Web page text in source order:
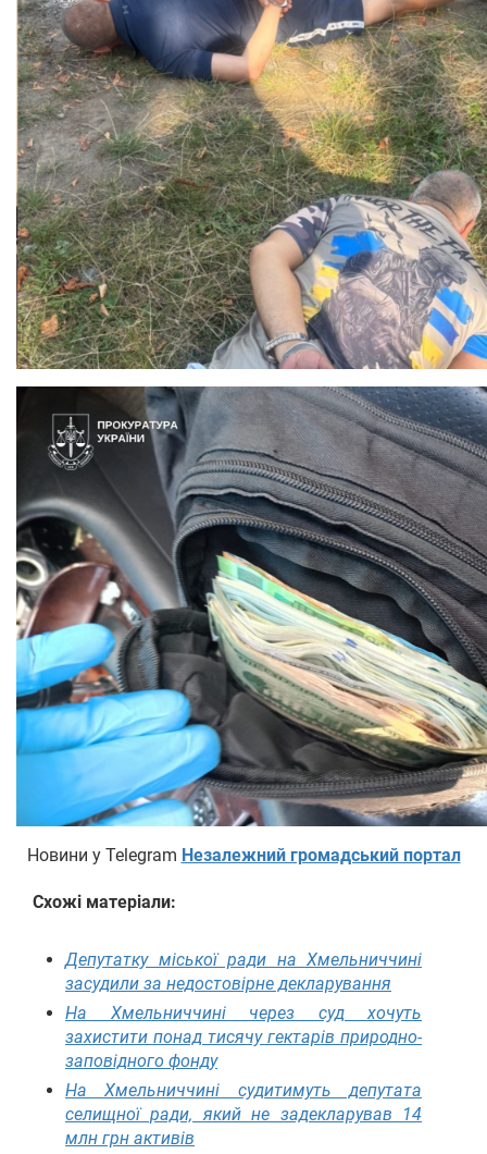
Новини у Telegram Незалежний громадський портал
Схожі матеріали:
Депутатку міської ради на Хмельниччині
засудили за недостовірне декларування
На Хмельниччині через суд хочуть
захистити понад тисячу гектарів природно-
заповідного фонду
На Хмельниччині судитимуть депутата
селищної ради, який не задекларував 14
млн грн активів